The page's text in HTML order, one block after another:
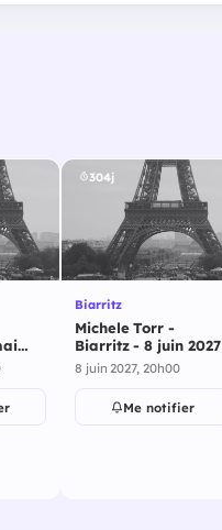
304j
Biarritz
Michele Torr -
Biarritz - 8 juin 2027
8 juin 2027, 20h00
Me notifier